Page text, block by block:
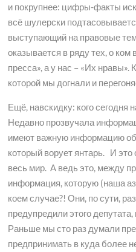
и покрупнее: цифры-факты
всё шулерски
выступающий на правовые
оказывается в ряду тех, о ком
пресса», а у нас – «Их
которой мы догнали и
Ещё, навскидку: кого
Недавно прозвучала
имеют важную информацию об
который ворует янтарь. И это
весь мир. А ведь это, между
информация, которую (наша
коем случае?! Они, по сути,
предупредили этого
Раньше мы сто раз думали
предпринимать в куда более